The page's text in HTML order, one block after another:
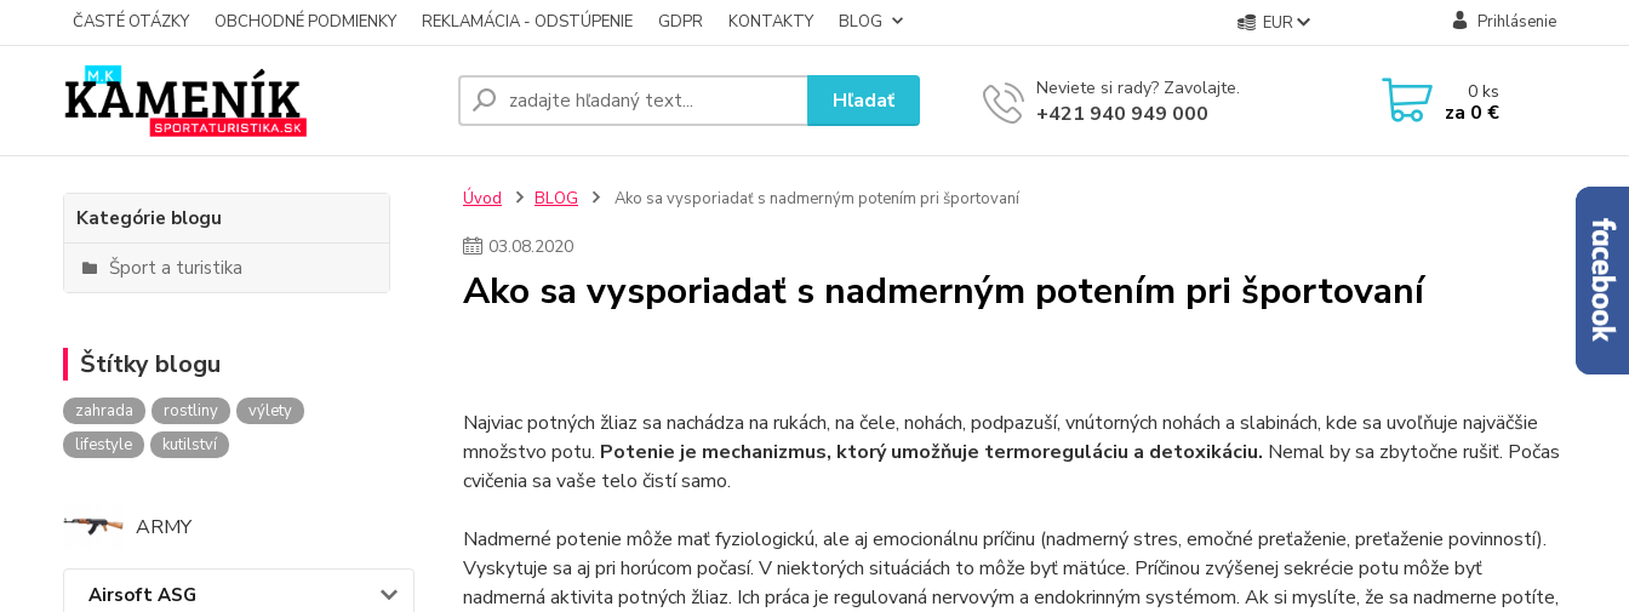
ČASTÉ OTÁZKY OBCHODNÉ PODMIENKY REKLAMÁCIA - ODSTÚPENIE GDPR KONTAKTY BLOG EUR Prihlásenie
Hľadať Neviete si rady? Zavolajte.
+421 940 949 000
0ks
za 0 €
Kategórie blogu
Šport a turistika
Štítky blogu
zahrada rostliny
výlety
lifestyle
kutilství
ARMY
Airsoft ASG
Úvod BLOG Ako sa vysporiadať s nadmerným potením pri športovaní
03.08.2020
Ako sa vysporiadať s nadmerným potením pri športovaní
Najviac potných žliaz sa nachádza na rukách, na čele, nohách, podpazuší, vnútorných nohách a slabinách, kde sa uvoľňuje najväčšie
množstvo potu. Potenie je mechanizmus, ktorý umožňuje termoreguláciu a detoxikáciu. Nemal by sa zbytočne rušiť. Počas
cvičenia sa vaše telo čistí samo.
Nadmerné potenie môže mať fyziologickú, ale aj emocionálnu príčinu (nadmerný stres, emočné preťaženie, preťaženie povinností).
Vyskytuje sa aj pri horúcom počasí. V niektorých situáciách to môže byť mätúce. Príčinou zvýšenej sekrécie potu môže byť
nadmerná aktivita potných žliaz. Ich práca je regulovaná nervovým a endokrinným systémom. Ak si myslíte, že sa nadmerne potíte,